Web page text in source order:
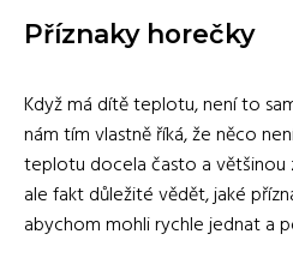
Příznaky horečky
Když má dítě teplotu, není to
nám tím vlastně říká, že něco
teplotu docela často a většinou
ale fakt důležité vědět, jaké
abychom mohli rychle jednat a